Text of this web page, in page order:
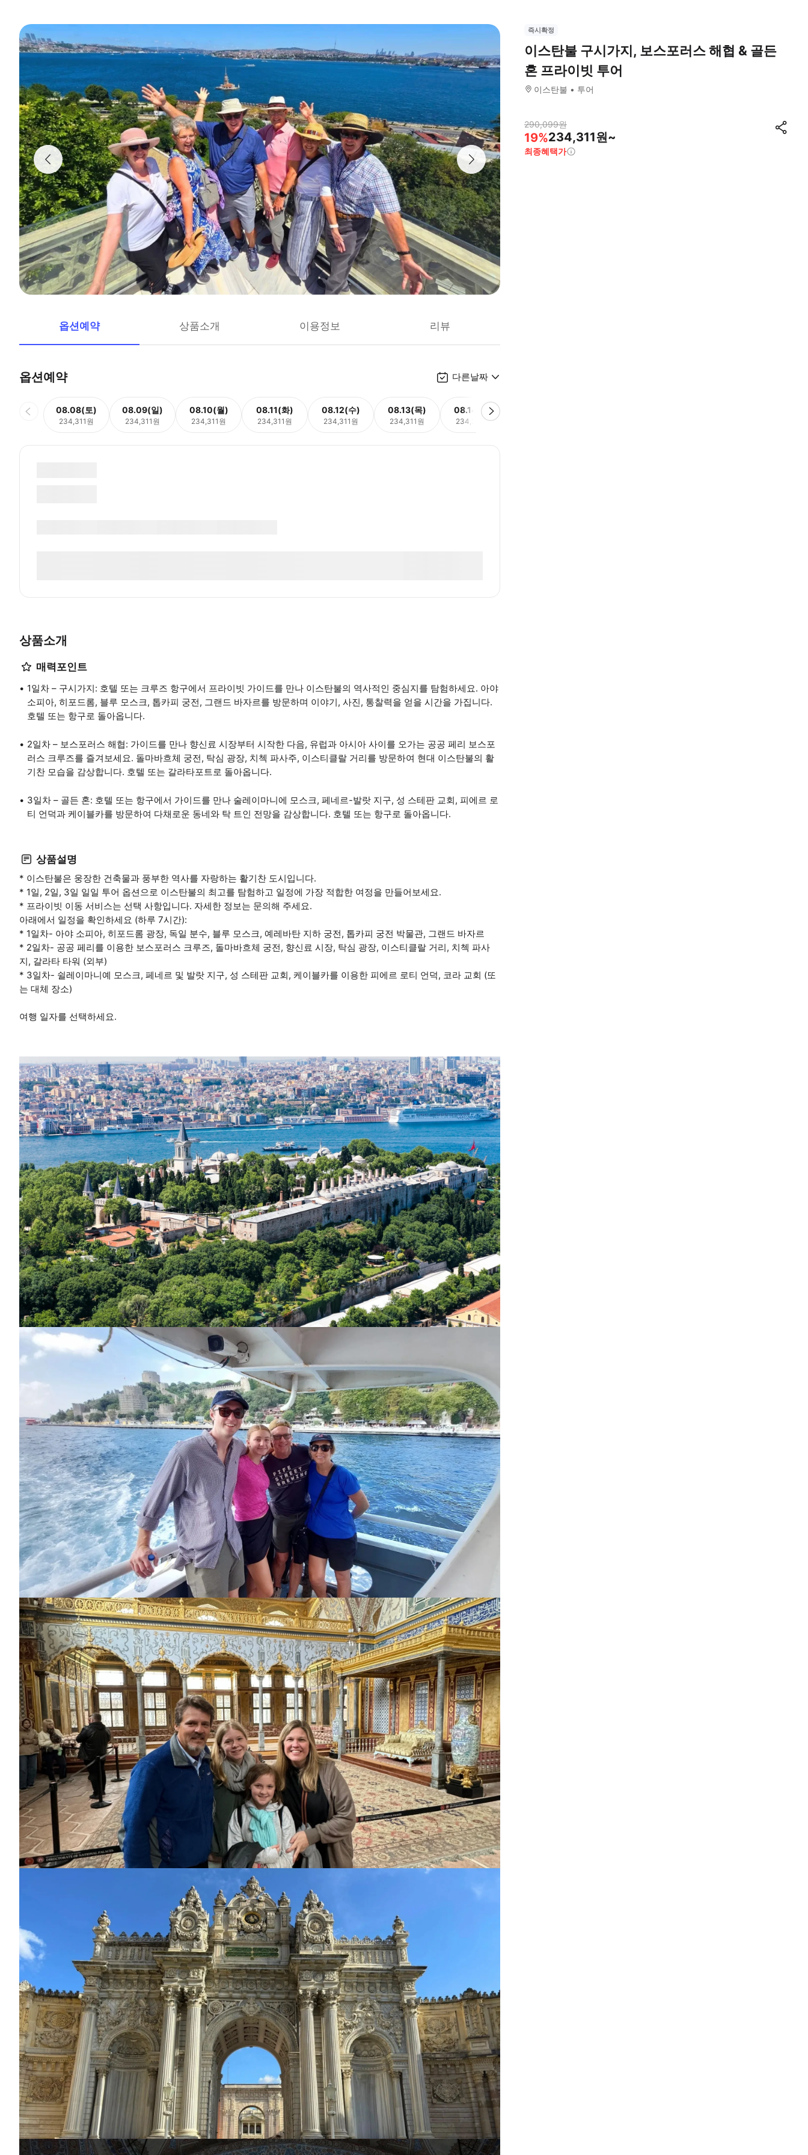
옵션예약 상품소개 이용정보 리뷰
옵션예약 다른날짜
08.08(토)
234,311원
08.09(일)
234,311원
08.10(월)
234,311원
08.11(화)
234,311원
08.12(수)
234,311원
08.13(목)
234,311원
08.14(금)
234,311원
상품소개
매력포인트
1일차 – 구시가지: 호텔 또는 크루즈 항구에서 프라이빗 가이드를 만나 이스탄불의 역사적인 중심지를 탐험하세요. 아야
소피아, 히포드롬, 블루 모스크, 톱카피 궁전, 그랜드 바자르를 방문하며 이야기, 사진, 통찰력을 얻을 시간을 가집니다.
호텔 또는 항구로 돌아옵니다.
2일차 – 보스포러스 해협: 가이드를 만나 향신료 시장부터 시작한 다음, 유럽과 아시아 사이를 오가는 공공 페리 보스포
러스 크루즈를 즐겨보세요. 돌마바흐체 궁전, 탁심 광장, 치첵 파사주, 이스티클랄 거리를 방문하여 현대 이스탄불의 활
기찬 모습을 감상합니다. 호텔 또는 갈라타포트로 돌아옵니다.
3일차 – 골든 혼: 호텔 또는 항구에서 가이드를 만나 술레이마니에 모스크, 페네르-발랏 지구, 성 스테판 교회, 피에르 로
티 언덕과 케이블카를 방문하여 다채로운 동네와 탁 트인 전망을 감상합니다. 호텔 또는 항구로 돌아옵니다.
상품설명
* 이스탄불은 웅장한 건축물과 풍부한 역사를 자랑하는 활기찬 도시입니다.
* 1일, 2일, 3일 일일 투어 옵션으로 이스탄불의 최고를 탐험하고 일정에 가장 적합한 여정을 만들어보세요.
* 프라이빗 이동 서비스는 선택 사항입니다. 자세한 정보는 문의해 주세요.
아래에서 일정을 확인하세요 (하루 7시간):
* 1일차- 아야 소피아, 히포드롬 광장, 독일 분수, 블루 모스크, 예레바탄 지하 궁전, 톱카피 궁전 박물관, 그랜드 바자르
* 2일차- 공공 페리를 이용한 보스포러스 크루즈, 돌마바흐체 궁전, 향신료 시장, 탁심 광장, 이스티클랄 거리, 치첵 파사
지, 갈라타 타워 (외부)
* 3일차- 쉴레이마니예 모스크, 페네르 및 발랏 지구, 성 스테판 교회, 케이블카를 이용한 피에르 로티 언덕, 코라 교회 (또
는 대체 장소)
여행 일자를 선택하세요.
즉시확정
이스탄불 구시가지, 보스포러스 해협 & 골든
혼 프라이빗 투어
이스탄불 투어
290,099원
19%234,311원~
최종혜택가